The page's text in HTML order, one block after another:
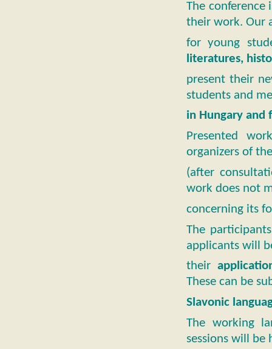
The
their work. Our
for young
literatures,
present their
students and
in Hungary and
Presented
organizers of
(after
work does not
concerning its
The
applicants will
their
These can be
Slavonic
The working
sessions will be